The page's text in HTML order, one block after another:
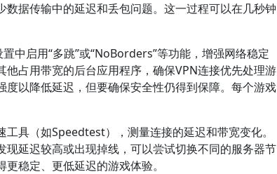
据传输中的延迟和丢包问题。这一过程可以在几秒钟
中启用“多跳”或“NoBorders”等功能，增强网络稳定
占用带宽的后台应用程序，确保VPN连接优先处理游
以降低延迟，但要确保安全性仍得到保障。每个游戏
具（如Speedtest），测量连接的延迟和带宽变化。
延迟较高或出现掉线，可以尝试切换不同的服务器节
稳定、更低延迟的游戏体验。